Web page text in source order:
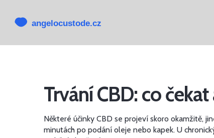
Trvání CBD: co
Některé účinky CBD se projeví skoro okamžitě,
minutách po podání oleje nebo kapek. U